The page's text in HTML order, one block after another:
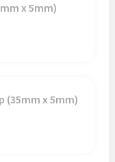
x 5mm)
(35mm x 5mm)